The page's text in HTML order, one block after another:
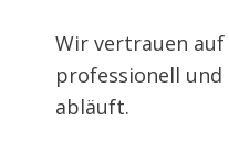
Wir vertrauen auf
professionell
abläuft.